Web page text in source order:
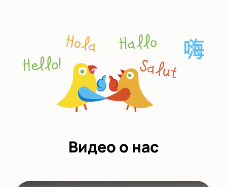
Видео о нас